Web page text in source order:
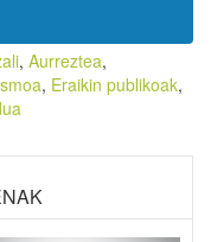
, Aurreztea,
, Eraikin publikoak,